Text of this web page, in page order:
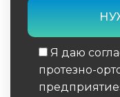
Частые
возвращение
Я даю
протезно-